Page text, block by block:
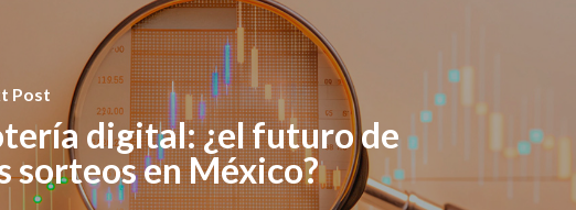
Post
digital: ¿el futuro de
sorteos en México?